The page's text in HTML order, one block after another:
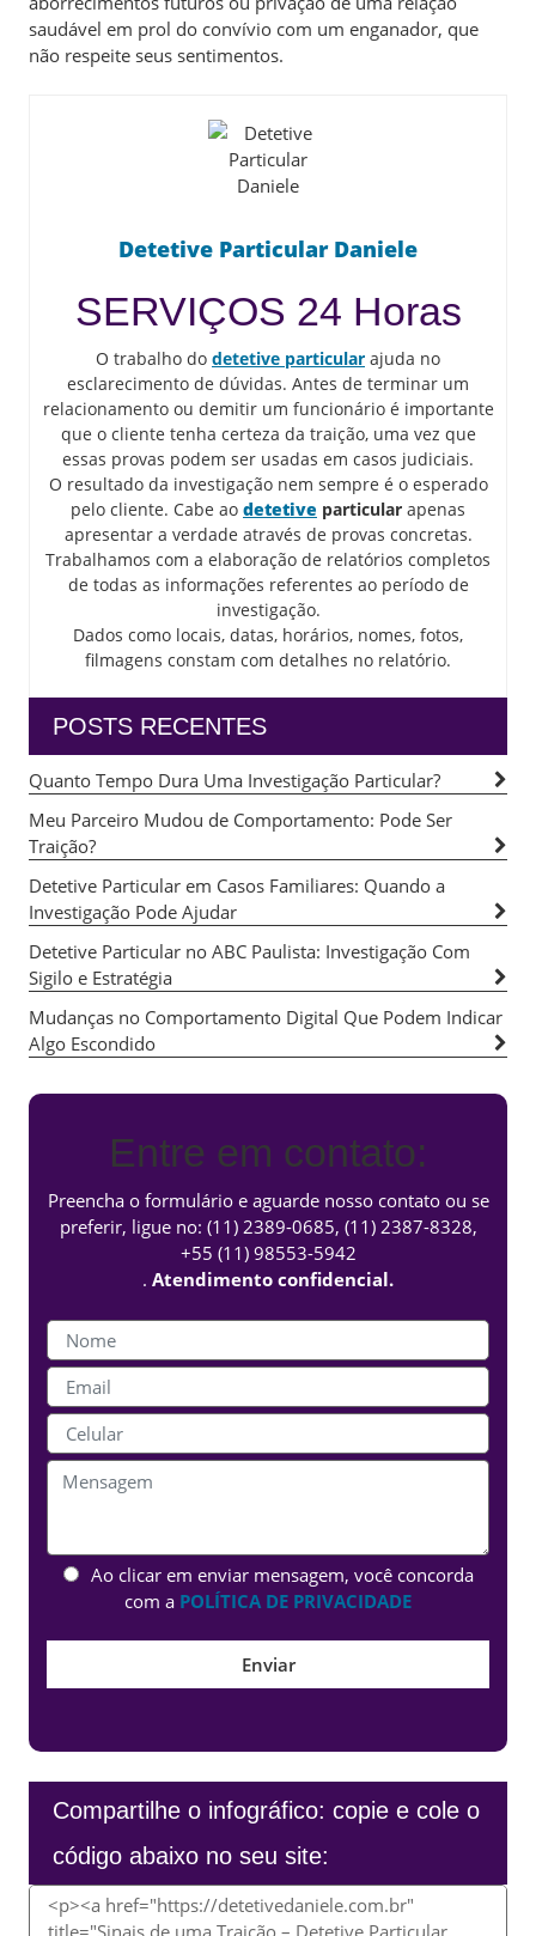
saudável em prol do convívio com um enganador, que
não respeite seus sentimentos.
Detetive Particular Daniele
SERVIÇOS 24 Horas
O trabalho do detetive particular ajuda no
esclarecimento de dúvidas. Antes de terminar um
relacionamento ou demitir um funcionário é importante
que o cliente tenha certeza da traição, uma vez que
essas provas podem ser usadas em casos judiciais.
O resultado da investigação nem sempre é o esperado
pelo cliente. Cabe ao detetive particular apenas
apresentar a verdade através de provas concretas.
Trabalhamos com a elaboração de relatórios completos
de todas as informações referentes ao período de
investigação.
Dados como locais, datas, horários, nomes, fotos,
filmagens constam com detalhes no relatório.
POSTS RECENTES
Quanto Tempo Dura Uma Investigação Particular?
Meu Parceiro Mudou de Comportamento: Pode Ser
Traição?
Detetive Particular em Casos Familiares: Quando a
Investigação Pode Ajudar
Detetive Particular no ABC Paulista: Investigação Com
Sigilo e Estratégia
Mudanças no Comportamento Digital Que Podem Indicar
Algo Escondido
Entre em contato:
Preencha o formulário e aguarde nosso contato ou se
preferir, ligue no: (11) 2389-0685, (11) 2387-8328,
+55 (11) 98553-5942
. Atendimento confidencial.
Ao clicar em enviar mensagem, você concorda
com a POLÍTICA DE PRIVACIDADE
Compartilhe o infográfico: copie e cole o
código abaixo no seu site: